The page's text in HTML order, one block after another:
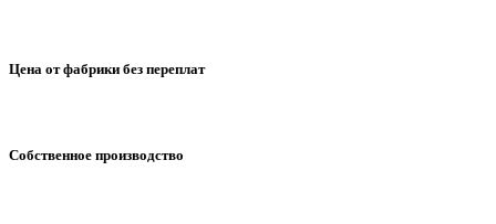
Цена от фабрики без переплат
Собственное производство